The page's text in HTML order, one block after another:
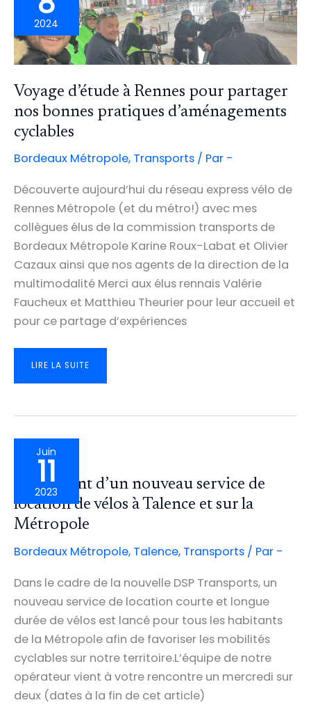
2024
Voyage d’étude à Rennes pour partager
nos bonnes pratiques d’aménagements
cyclables
Bordeaux Métropole, Transports / Par -
Découverte aujourd’hui du réseau express vélo de
Rennes Métropole (et du métro!) avec mes
collègues élus de la commission transports de
Bordeaux Métropole Karine Roux-Labat et Olivier
Cazaux ainsi que nos agents de la direction de la
multimodalité Merci aux élus rennais Valérie
Faucheux et Matthieu Theurier pour leur accueil et
pour ce partage d’expériences
VOYAGE
BONNES
CYCLABLES
LIRE LA SUITE
Juin
11
2023
Lancement d’un nouveau service de
location de vélos à Talence et sur la
Métropole
Bordeaux Métropole, Talence, Transports / Par -
Dans le cadre de la nouvelle DSP Transports, un
nouveau service de location courte et longue
durée de vélos est lancé pour tous les habitants
de la Métropole afin de favoriser les mobilités
cyclables sur notre territoire.L’équipe de notre
opérateur vient à votre rencontre un mercredi sur
deux (dates à la fin de cet article)